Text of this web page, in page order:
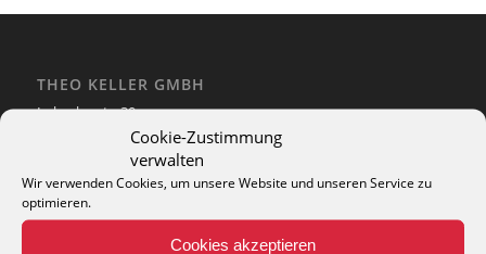
Cookie-Zustimmung
verwalten
Wir verwenden Cookies, um unsere Website und unseren Service zu
optimieren.
Cookies akzeptieren
THEO KELLER GMBH
Lohackerstr. 30
44867 Bochum
phone: + 49 (2327) 3083 - 20
e-mail:info@theko-collection.com